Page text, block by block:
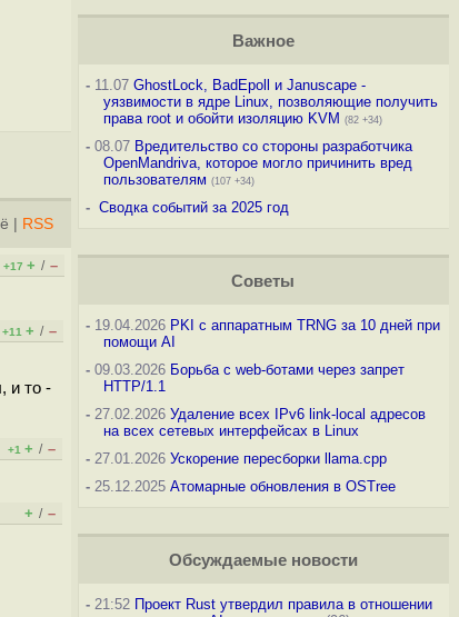
RSS
+17 + / –
+11 + / –
и то -
+1 + / –
+ / –
Важное
-11.07 GhostLock, BadEpoll и Januscape -
уязвимости в ядре Linux, позволяющие получить
права root и обойти изоляцию KVM (82 +34)
-08.07 Вредительство со стороны разработчика
OpenMandriva, которое могло причинить вред
пользователям (107 +34)
- Сводка событий за 2025 год
Советы
-19.04.2026 PKI с аппаратным TRNG за 10 дней при
помощи AI
-09.03.2026 Борьба с web-ботами через запрет
HTTP/1.1
-27.02.2026 Удаление всех IPv6 link-local адресов
на всех сетевых интерфейсах в Linux
-27.01.2026 Ускорение пересборки llama.cpp
-25.12.2025 Атомарные обновления в OSTree
Обсуждаемые новости
-21:52 Проект Rust утвердил правила в отношении